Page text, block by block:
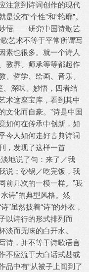
注意到诗词创作的现代
没有“个性”和“轮廓”。
悟——研究中国诗歌艺
艺术不等于平常所谓写
素也很多。就一个诗人
教养、师承等等都起作
、哲学、绘画、音乐、
、深味、妙悟，四者结
术这座宝库，看到其中
文化而自豪。”诗是中国
如何在传承中创新，如
今人如何走好古典诗词
，发现了这样一首
地说了句：来了／我
说：砂锅／吃完饭，我
前几次的一模一样。”我
诗”的典型风格。然
”虽然披着“诗”的外衣，
以诗行的形式排列而
淡而无味的白开水。
诗，并不等于诗歌语言
不应流于大白话式甚或
品中有“从被子上闻到了